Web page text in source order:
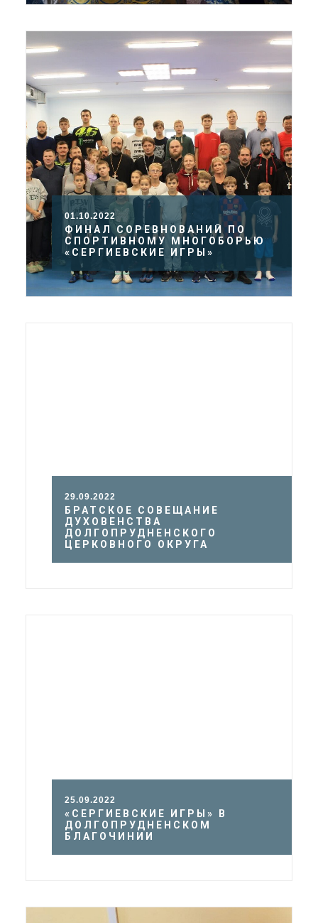
01.10.2022
ФИНАЛ СОРЕВНОВАНИЙ ПО
СПОРТИВНОМУ МНОГОБОРЬЮ
«СЕРГИЕВСКИЕ ИГРЫ»
29.09.2022
БРАТСКОЕ СОВЕЩАНИЕ
ДУХОВЕНСТВА
ДОЛГОПРУДНЕНСКОГО
ЦЕРКОВНОГО ОКРУГА
25.09.2022
«СЕРГИЕВСКИЕ ИГРЫ» В
ДОЛГОПРУДНЕНСКОМ
БЛАГОЧИНИИ